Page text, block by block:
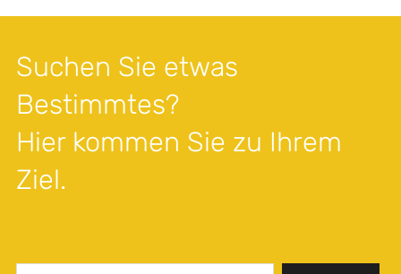
Suchen Sie etwas
Bestimmtes?
Hier kommen Sie zu Ihrem
Ziel.